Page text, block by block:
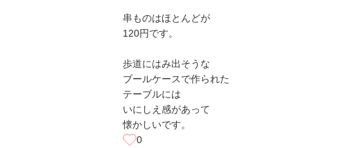
串ものはほとんどが
120円です。
歩道にはみ出そうな
ブールケースで作られた
テーブルには
いにしえ感があって
懐かしいです。
0